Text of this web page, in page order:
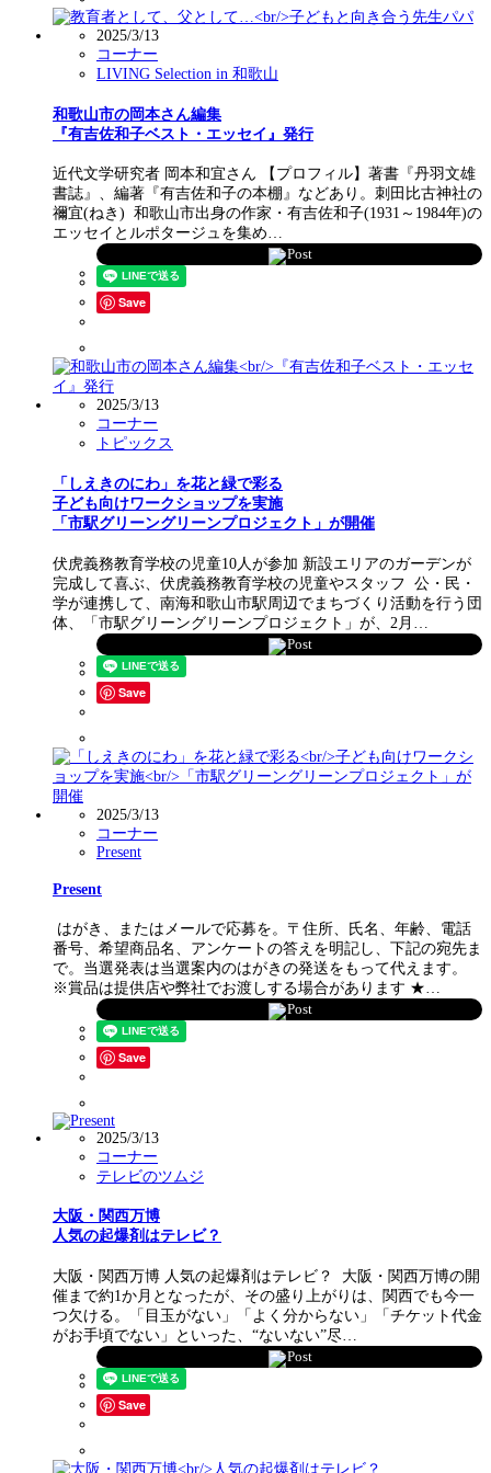
2025/3/13
コーナー
LIVING Selection in 和歌山
和歌山市の岡本さん編集
『有吉佐和子ベスト・エッセイ』発行
近代文学研究者 岡本和宜さん 【プロフィル】著書『丹羽文雄
書誌』、編著『有吉佐和子の本棚』などあり。刺田比古神社の
禰宜(ねき) 和歌山市出身の作家・有吉佐和子(1931～1984年)の
エッセイとルポタージュを集め…
Post
Save
2025/3/13
コーナー
トピックス
「しえきのにわ」を花と緑で彩る
子ども向けワークショップを実施
「市駅グリーングリーンプロジェクト」が開催
伏虎義務教育学校の児童10人が参加 新設エリアのガーデンが
完成して喜ぶ、伏虎義務教育学校の児童やスタッフ 公・民・
学が連携して、南海和歌山市駅周辺でまちづくり活動を行う団
体、「市駅グリーングリーンプロジェクト」が、2月…
Post
Save
2025/3/13
コーナー
Present
Present
はがき、またはメールで応募を。〒住所、氏名、年齢、電話
番号、希望商品名、アンケートの答えを明記し、下記の宛先ま
で。当選発表は当選案内のはがきの発送をもって代えます。
※賞品は提供店や弊社でお渡しする場合があります ★…
Post
Save
2025/3/13
コーナー
テレビのツムジ
大阪・関西万博
人気の起爆剤はテレビ？
大阪・関西万博 人気の起爆剤はテレビ？ 大阪・関西万博の開
催まで約1か月となったが、その盛り上がりは、関西でも今一
つ欠ける。「目玉がない」「よく分からない」「チケット代金
がお手頃でない」といった、“ないない”尽…
Post
Save